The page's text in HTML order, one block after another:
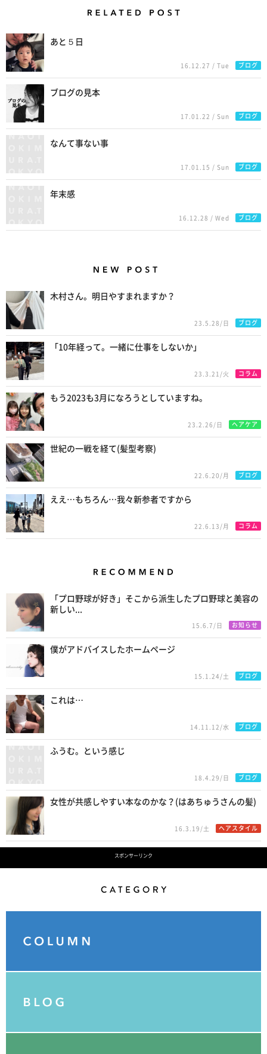
あと５日
16.12.27 / Tue ブログ
ブログの見本
17.01.22 / Sun ブログ
なんて事ない事
17.01.15 / Sun ブログ
年末感
16.12.28 / Wed ブログ
木村さん。明日やすまれますか？
23.5.28/日 ブログ
「10年経って。一緒に仕事をしないか」
23.3.21/火 コラム
もう2023も3月になろうとしていますね。
23.2.26/日 ヘアケア
世紀の一戦を経て(髪型考察)
22.6.20/月 ブログ
ええ…もちろん…我々新参者ですから
22.6.13/月 コラム
「プロ野球が好き」そこから派生したプロ野球と美容の
新しい...
15.6.7/日 お知らせ
僕がアドバイスしたホームページ
15.1.24/土 ブログ
これは…
14.11.12/水 ブログ
ふうむ。という感じ
18.4.29/日 ブログ
女性が共感しやすい本なのかな？(はあちゅうさんの髪)
16.3.19/土 ヘアスタイル
スポンサーリンク